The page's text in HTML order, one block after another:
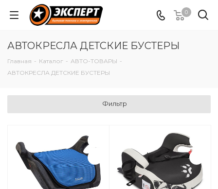
0
АВТОКРЕСЛА ДЕТСКИЕ БУСТЕРЫ
Главная - Каталог - АВТО-ТОВАРЫ -
АВТОКРЕСЛА ДЕТСКИЕ БУСТЕРЫ
Фильтр